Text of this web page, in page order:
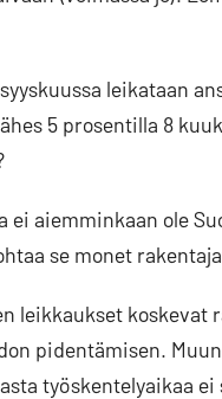
leikataan
5 prosentilla 8
ei aiemminkaan ole
se monet
leikkaukset
pidentämisen.
työskentelyaikaa